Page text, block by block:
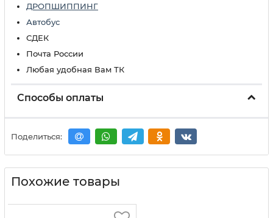
ДРОПШИППИНГ
Автобус
СДЕК
Почта России
Любая удобная Вам ТК
Способы оплаты
Поделиться:
Похожие товары